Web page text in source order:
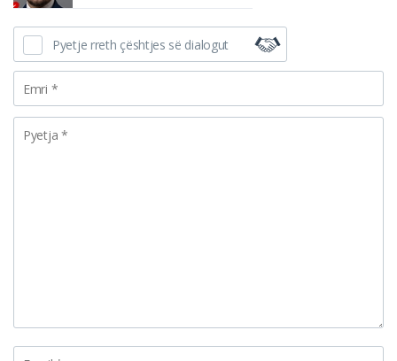
Pyetje rreth çështjes së dialogut